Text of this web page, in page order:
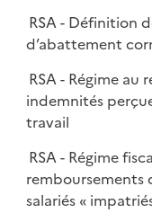
RSA - Définition
d’abattement
RSA - Régime
indemnités
travail
RSA - Régime
remboursements
salariés «